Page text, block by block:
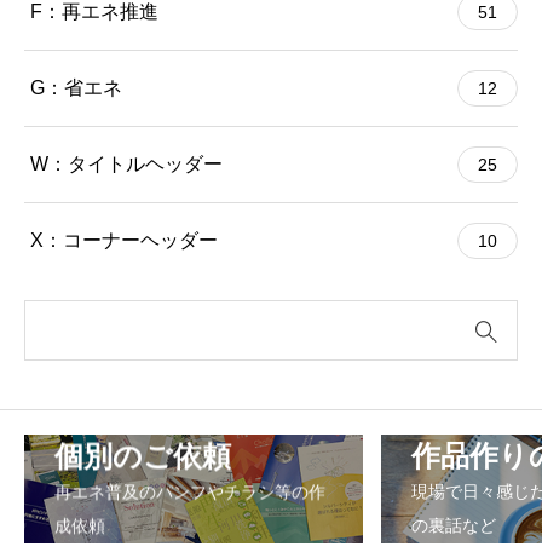
F：再エネ推進 51
G：省エネ 12
W：タイトルヘッダー 25
X：コーナーヘッダー 10
個別のご依頼
再エネ普及のパンフやチラシ等の作
成依頼
作品作り
現場で日々感じ
の裏話など